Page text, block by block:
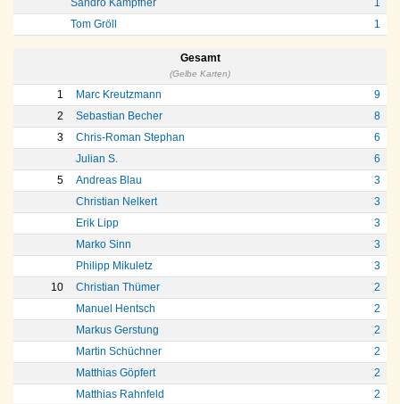
Sandro Kämpfner
1
Tom Gröll
1
Gesamt
(Gelbe Karten)
1 Marc Kreutzmann
9
2
Sebastian Becher
8
3
Chris-Roman Stephan
6
Julian S.
6
5
Andreas Blau
3
Christian Nelkert
3
Erik Lipp
3
Marko Sinn
3
Philipp Mikuletz
3
10
Christian Thümer
2
Manuel Hentsch
2
Markus Gerstung
2
Martin Schüchner
2
Matthias Göpfert
2
Matthias Rahnfeld
2